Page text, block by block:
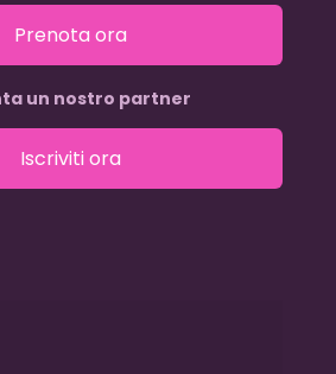
Prenota ora
un nostro partner
Iscriviti ora